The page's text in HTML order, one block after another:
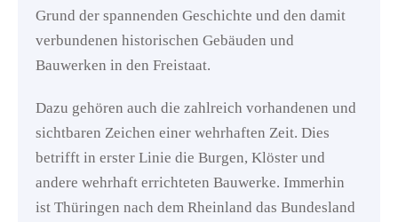
Grund der spannenden Geschichte und den damit
verbundenen historischen Gebäuden und
Bauwerken in den Freistaat.
Dazu gehören auch die zahlreich vorhandenen und
sichtbaren Zeichen einer wehrhaften Zeit. Dies
betrifft in erster Linie die Burgen, Klöster und
andere wehrhaft errichteten Bauwerke. Immerhin
ist Thüringen nach dem Rheinland das Bundesland